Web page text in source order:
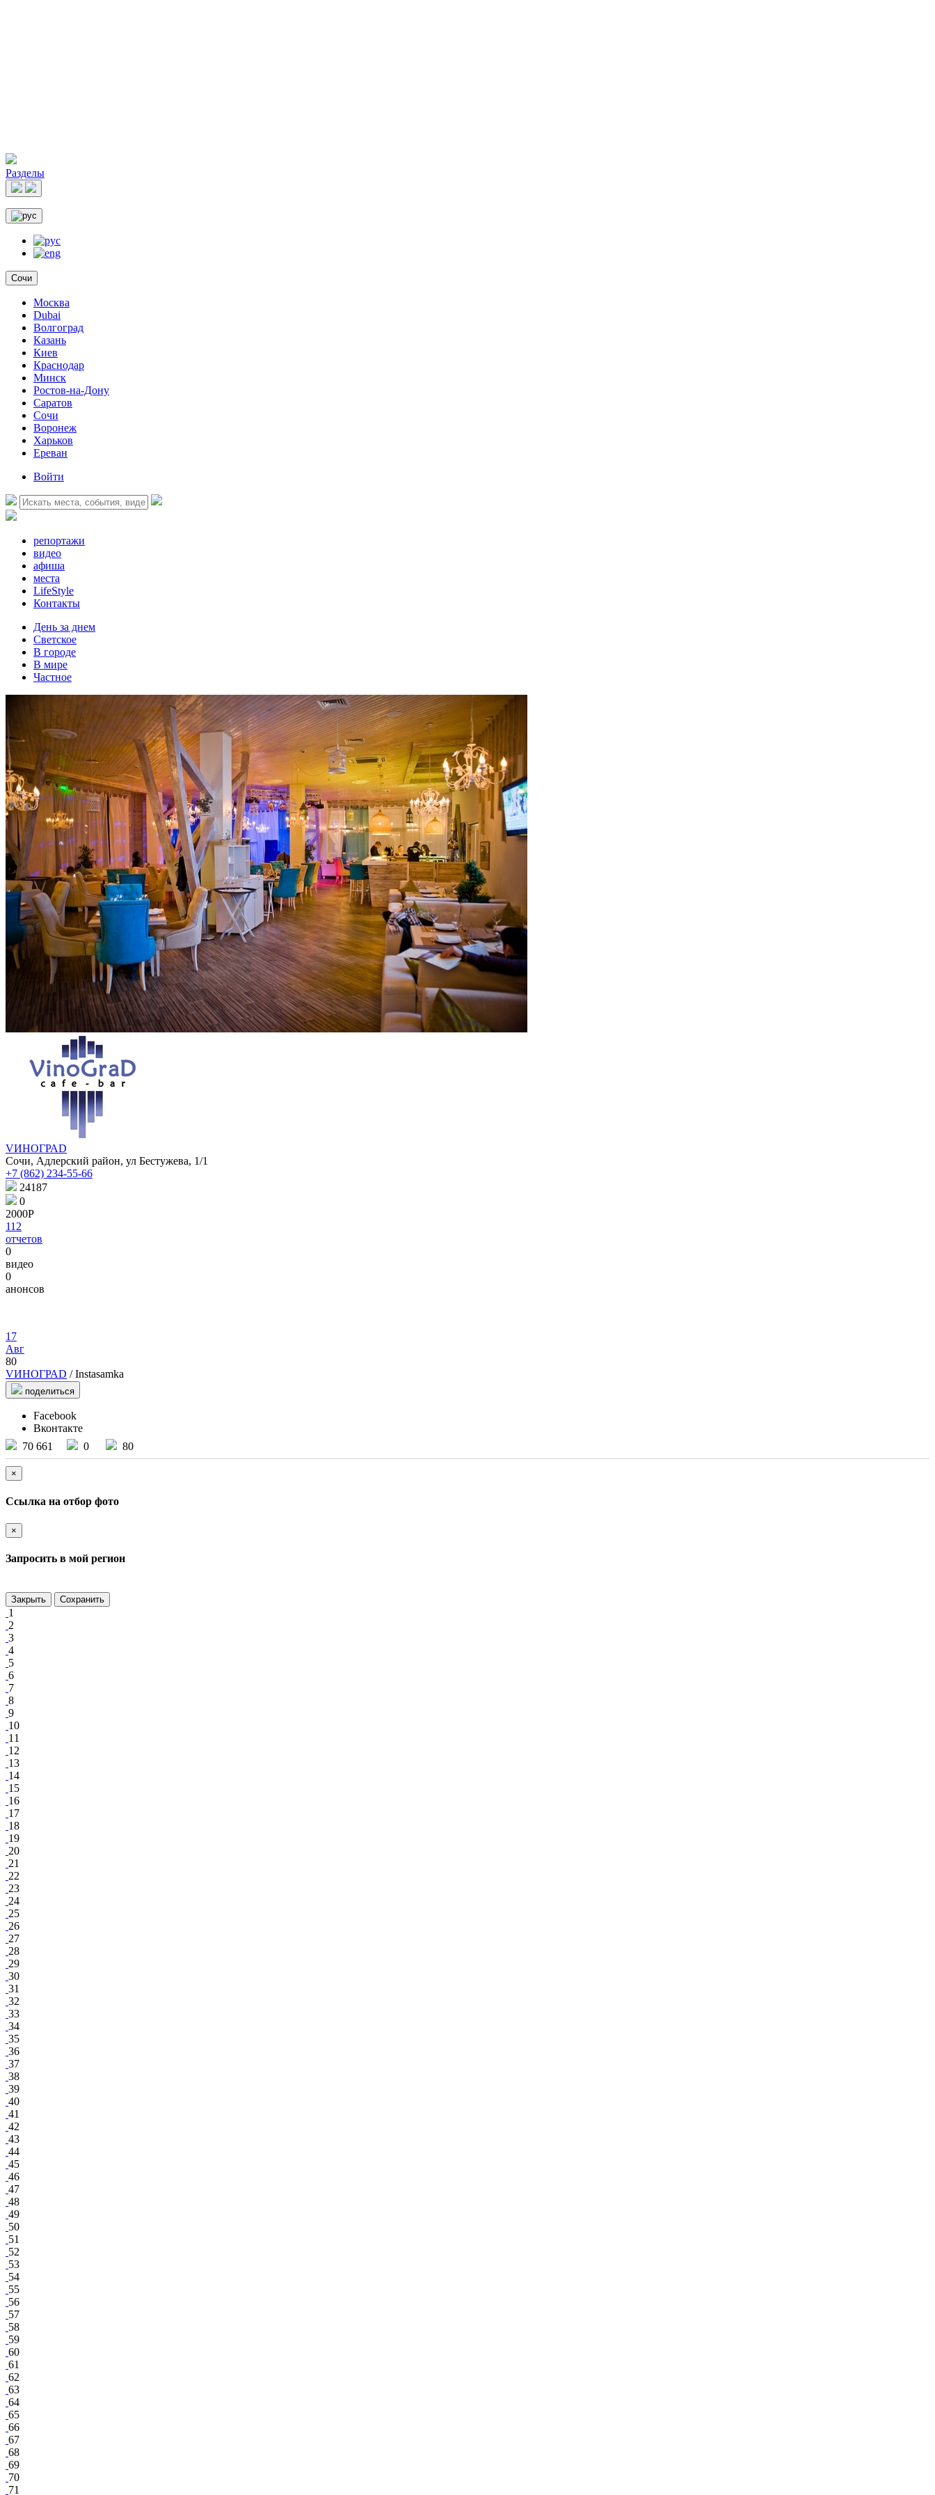
Разделы
Сочи
Москва
Dubai
Волгоград
Казань
Киев
Краснодар
Минск
Ростов-на-Дону
Саратов
Сочи
Воронеж
Харьков
Ереван
Войти
репортажи
видео
афиша
места
LifeStyle
Контакты
День за днем
Светское
В городе
В мире
Частное
VИНОГРАD
Сочи, Адлерский район, ул Бестужева, 1/1
+7 (862) 234-55-66
24187
0
2000Р
112
отчетов
0
видео
0
анонсов
17
Авг
80
VИНОГРАD / Instasamka
поделиться
Facebook
Вконтакте
70 661
0 80
×
Ссылка на отбор фото
×
Запросить в мой регион
Закрыть Сохранить
1
2
3
4
5
6
7
8
9
10
11
12
13
14
15
16
17
18
19
20
21
22
23
24
25
26
27
28
29
30
31
32
33
34
35
36
37
38
39
40
41
42
43
44
45
46
47
48
49
50
51
52
53
54
55
56
57
58
59
60
61
62
63
64
65
66
67
68
69
70
71